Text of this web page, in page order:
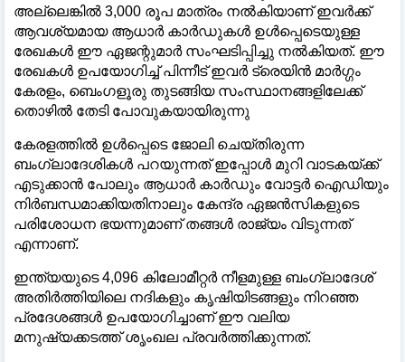
അല്ലെങ്കിൽ 3,000 രൂപ മാത്രം നൽകിയാണ് ഇവർക്ക്
ആവശ്യമായ ആധാർ കാർഡുകൾ ഉൾപ്പെടെയുള്ള
രേഖകൾ ഈ ഏജന്റുമാർ സംഘടിപ്പിച്ചു നൽകിയത്. ഈ
രേഖകൾ ഉപയോഗിച്ച് പിന്നീട് ഇവർ ട്രെയിൻ മാർഗ്ഗം
കേരളം, ബെംഗളൂരു തുടങ്ങിയ സംസ്ഥാനങ്ങളിലേക്ക്
തൊഴിൽ തേടി പോവുകയായിരുന്നു
കേരളത്തിൽ ഉൾപ്പെടെ ജോലി ചെയ്തിരുന്ന
ബംഗ്ലാദേശികൾ പറയുന്നത് ഇപ്പോൾ മുറി വാടകയ്ക്ക്
എടുക്കാൻ പോലും ആധാർ കാർഡും വോട്ടർ ഐഡിയും
നിർബന്ധമാക്കിയതിനാലും കേന്ദ്ര ഏജൻസികളുടെ
പരിശോധന ഭയന്നുമാണ് തങ്ങൾ രാജ്യം വിടുന്നത്
എന്നാണ്.
ഇന്ത്യയുടെ 4,096 കിലോമീറ്റർ നീളമുള്ള ബംഗ്ലാദേശ്
അതിർത്തിയിലെ നദികളും കൃഷിയിടങ്ങളും നിറഞ്ഞ
പ്രദേശങ്ങൾ ഉപയോഗിച്ചാണ് ഈ വലിയ
മനുഷ്യക്കടത്ത് ശൃംഖല പ്രവർത്തിക്കുന്നത്.